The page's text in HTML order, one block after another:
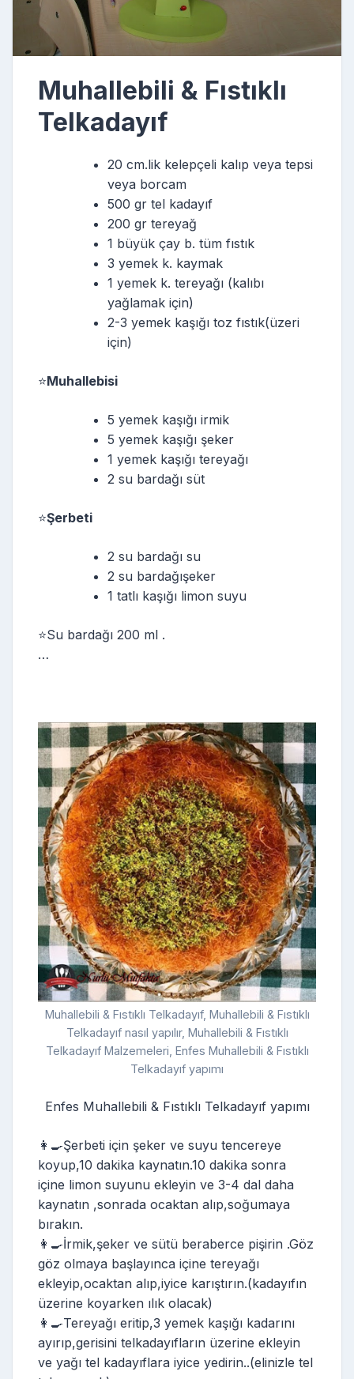
Muhallebili & Fıstıklı
Telkadayıf
20 cm.lik kelepçeli kalıp veya tepsi
veya borcam
500 gr tel kadayıf
200 gr tereyağ
1 büyük çay b. tüm fıstık
3 yemek k. kaymak
1 yemek k. tereyağı (kalıbı
yağlamak için)
2-3 yemek kaşığı toz fıstık(üzeri
için)
⭐️Muhallebisi
5 yemek kaşığı irmik
5 yemek kaşığı şeker
1 yemek kaşığı tereyağı
2 su bardağı süt
⭐️Şerbeti
2 su bardağı su
2 su bardağışeker
1 tatlı kaşığı limon suyu
⭐️Su bardağı 200 ml .
…
Muhallebili & Fıstıklı Telkadayıf, Muhallebili & Fıstıklı
Telkadayıf nasıl yapılır, Muhallebili & Fıstıklı
Telkadayıf Malzemeleri, Enfes Muhallebili & Fıstıklı
Telkadayıf yapımı
Enfes Muhallebili & Fıstıklı Telkadayıf yapımı
👩‍🍳Şerbeti için şeker ve suyu tencereye
koyup,10 dakika kaynatın.10 dakika sonra
içine limon suyunu ekleyin ve 3-4 dal daha
kaynatın ,sonrada ocaktan alıp,soğumaya
bırakın.
👩‍🍳İrmik,şeker ve sütü beraberce pişirin .Göz
göz olmaya başlayınca içine tereyağı
ekleyip,ocaktan alıp,iyice karıştırın.(kadayıfın
üzerine koyarken ılık olacak)
👩‍🍳Tereyağı eritip,3 yemek kaşığı kadarını
ayırıp,gerisini telkadayıfların üzerine ekleyin
ve yağı tel kadayıflara iyice yedirin..(elinizle tel